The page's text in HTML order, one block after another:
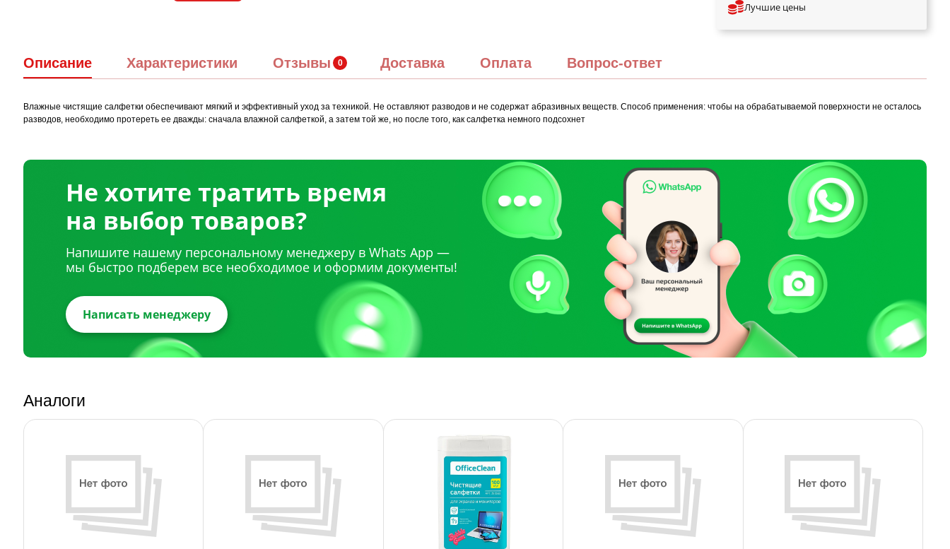
Лучшие цены
Описание Характеристики Отзывы Доставка Оплата Вопрос-ответ
Влажные чистящие салфетки обеспечивают мягкий и эффективный уход за техникой. Не оставляют разводов и не содержат абразивных веществ. Способ применения: чтобы на обрабатываемой поверхности не осталось
разводов, необходимо протереть ее дважды: сначала влажной салфеткой, а затем той же, но после того, как салфетка немного подсохнет
Не хотите тратить время
на выбор товаров?
Напишите нашему персональному менеджеру в Whats App —
мы быстро подберем все необходимое и оформим документы!
Написать менеджеру
Аналоги